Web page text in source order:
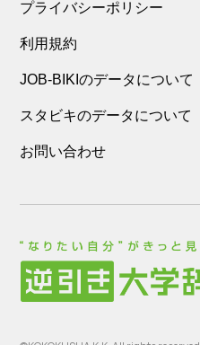
プライバシーポリシー
利用規約
JOB-BIKIのデータについて
スタビキのデータについて
お問い合わせ